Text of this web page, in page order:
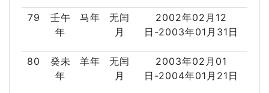
79
壬午
年
马年
无闰
月
2002年02月12
日-2003年01月31日
80
癸未
年
羊年
无闰
月
2003年02月01
日-2004年01月21日